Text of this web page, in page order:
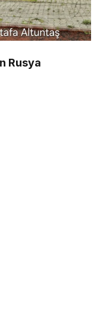
Rusya